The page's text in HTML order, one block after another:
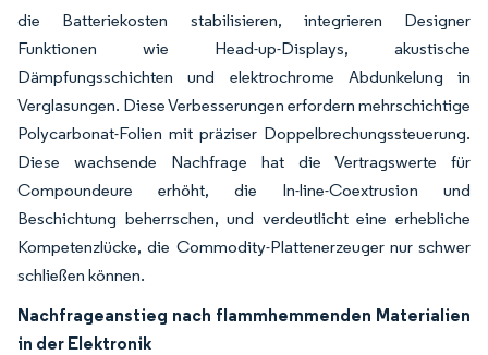
die Batteriekosten stabilisieren, integrieren Designer
Funktionen wie Head-up-Displays, akustische
Dämpfungsschichten und elektrochrome Abdunkelung in
Verglasungen. Diese Verbesserungen erfordern mehrschichtige
Polycarbonat-Folien mit präziser Doppelbrechungssteuerung.
Diese wachsende Nachfrage hat die Vertragswerte für
Compoundeure erhöht, die In-line-Coextrusion und
Beschichtung beherrschen, und verdeutlicht eine erhebliche
Kompetenzlücke, die Commodity-Plattenerzeuger nur schwer
schließen können.
Nachfrageanstieg nach flammhemmenden Materialien
in der Elektronik